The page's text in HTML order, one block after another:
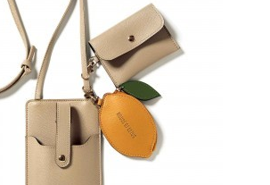
す
トレンド
イスの未来
て選べる
ヒント